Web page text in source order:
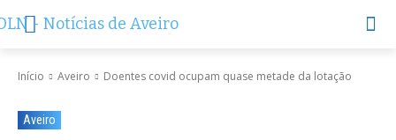
Início Aveiro Doentes covid ocupam quase metade da lotação
Aveiro